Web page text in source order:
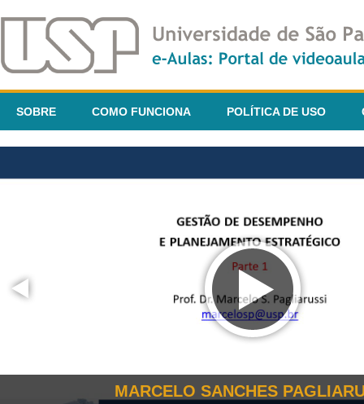
SOBRE COMO FUNCIONA POLÍTICA DE USO
MARCELO SANCHES